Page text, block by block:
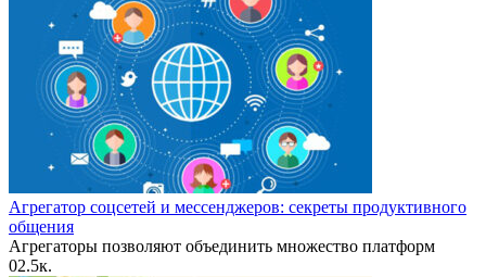
Агрегатор соцсетей и мессенджеров: секреты продуктивного
общения
Агрегаторы позволяют объединить множество платформ
02.5к.